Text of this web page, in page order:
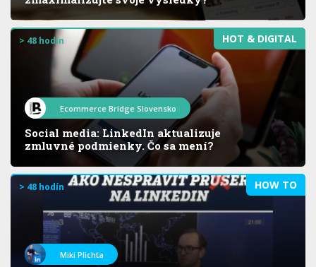
HOT & DIGITAL
> 48 hodín
Ecommerce Bridge Slovensko
Social media: LinkedIn aktualizuje
zmluvné podmienky. Čo sa mení?
HOW TO
> 48 hodín
Miki Plichta